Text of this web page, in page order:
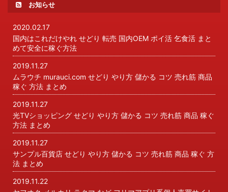
お知らせ
2020.02.17
国内はこれだけやれ せどり 転売 国内OEM ポイ活 乞食活 まと
めて安全に稼ぐ方法
2019.11.27
ムラウチ murauci.com せどり やり方 儲かる コツ 売れ筋 商品
稼ぐ 方法 まとめ
2019.11.27
光TVショッピング せどり やり方 儲かる コツ 売れ筋 商品 稼ぐ
方法 まとめ
2019.11.27
サンプル百貨店 せどり やり方 儲かる コツ 売れ筋 商品 稼ぐ 方
法 まとめ
2019.11.22